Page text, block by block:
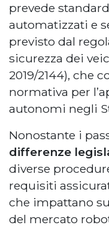
prevede
automatizzati e
previsto dal
sicurezza dei
2019/2144), che
normativa per
autonomi negli
Nonostante i
differenze
diverse
requisiti
che impattano
del mercato